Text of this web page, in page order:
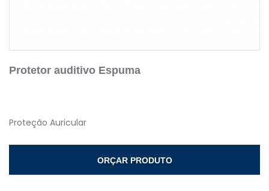
Protetor auditivo Espuma
Proteção Auricular
ORÇAR PRODUTO